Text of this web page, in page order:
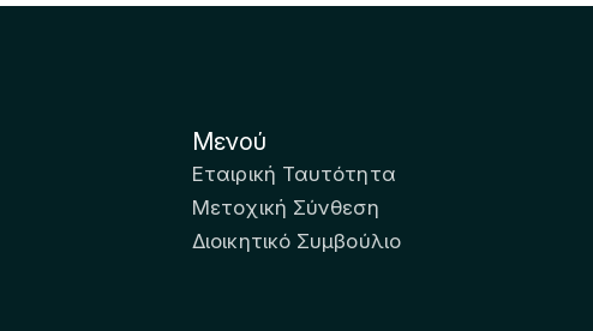
Μενού
Εταιρική Ταυτότητα
Μετοχική Σύνθεση
Διοικητικό Συμβούλιο